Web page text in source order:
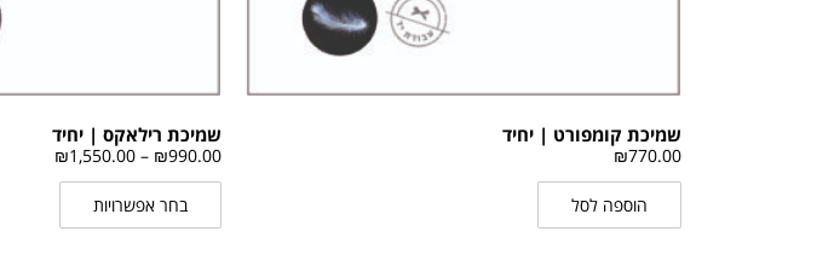
שמיכת קומפורט | יחיד
₪770.00
הוספה לסל
שמיכת רילאקס | יחיד
₪990.00
–
₪1,550.00
בחר אפשרויות